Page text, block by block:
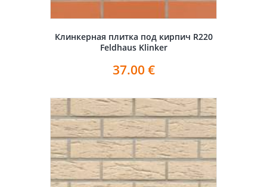
Клинкерная плитка под кирпич R220
Feldhaus Klinker
37.00 €